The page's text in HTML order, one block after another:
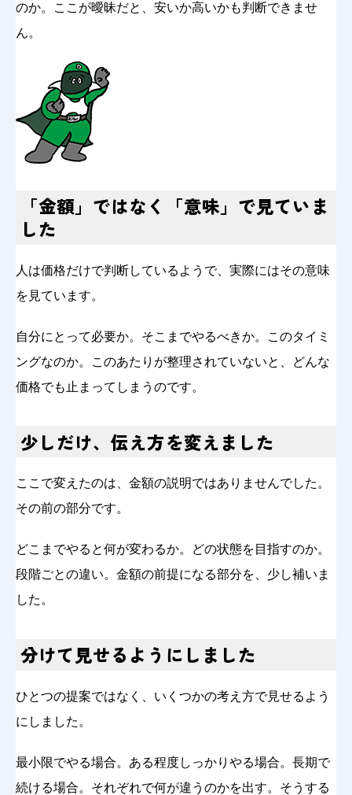
のか。ここが曖昧だと、安いか高いかも判断できませ
ん。
「金額」ではなく「意味」で見ていま
した
人は価格だけで判断しているようで、実際にはその意味
を見ています。
自分にとって必要か。そこまでやるべきか。このタイミ
ングなのか。このあたりが整理されていないと、どんな
価格でも止まってしまうのです。
少しだけ、伝え方を変えました
ここで変えたのは、金額の説明ではありませんでした。
その前の部分です。
どこまでやると何が変わるか。どの状態を目指すのか。
段階ごとの違い。金額の前提になる部分を、少し補いま
した。
分けて見せるようにしました
ひとつの提案ではなく、いくつかの考え方で見せるよう
にしました。
最小限でやる場合。ある程度しっかりやる場合。長期で
続ける場合。それぞれで何が違うのかを出す。そうする